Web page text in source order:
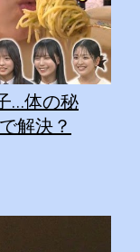
…体の秘
解決？